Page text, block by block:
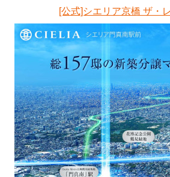
[公式]シエリア京橋 ザ・